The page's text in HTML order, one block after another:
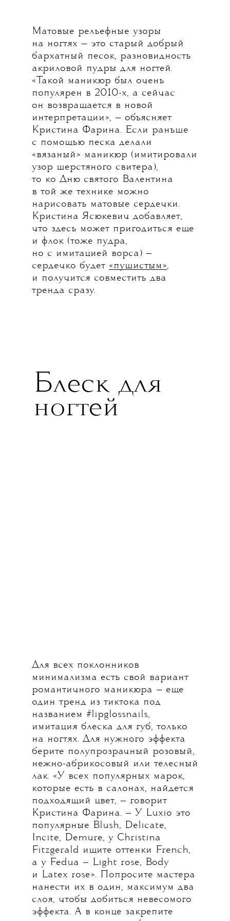
Матовые рельефные узоры
на ногтях — это старый добрый
бархатный песок, разновидность
акриловой пудры для ногтей.
«Такой маникюр был очень
популярен в 2010-х, а сейчас
он возвращается в новой
интерпретации», — объясняет
Кристина Фарина. Если раньше
с помощью песка делали
«вязаный» маникюр (имитировали
узор шерстяного свитера),
то ко Дню святого Валентина
в той же технике можно
нарисовать матовые сердечки.
Кристина Ясюкевич добавляет,
что здесь может пригодиться еще
и флок (тоже пудра,
но с имитацией ворса) —
сердечко будет «пушистым»,
и получится совместить два
тренда сразу.
Блеск для
ногтей
Для всех поклонников
минимализма есть свой вариант
романтичного маникюра — еще
один тренд из тиктока под
названием #lipglossnails,
имитация блеска для губ, только
на ногтях. Для нужного эффекта
берите полупрозрачный розовый,
нежно-абрикосовый или телесный
лак. «У всех популярных марок,
которые есть в салонах, найдется
подходящий цвет, — говорит
Кристина Фарина. — У Luxio это
популярные Blush, Delicate,
Incite, Demure, у Christina
Fitzgerald ищите оттенки French,
а у Fedua — Light rose, Body
и Latex rose». Попросите мастера
нанести их в один, максимум два
слоя, чтобы добиться невесомого
эффекта. А в конце закрепите